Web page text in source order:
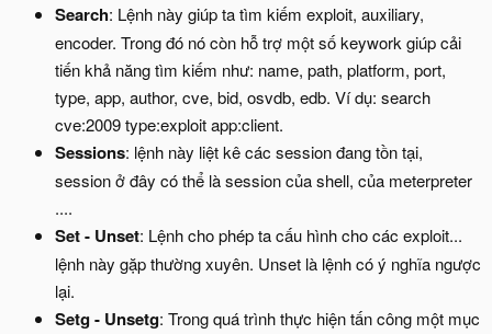
Search: Lệnh này giúp ta tìm kiếm exploit, auxiliary,
encoder. Trong đó nó còn hỗ trợ một số keywork giúp cải
tiến khả năng tìm kiếm như: name, path, platform, port,
type, app, author, cve, bid, osvdb, edb. Ví dụ: search
cve:2009 type:exploit app:client.
Sessions: lệnh này liệt kê các session đang tồn tại,
session ở đây có thể là session của shell, của meterpreter
....
Set - Unset: Lệnh cho phép ta cấu hình cho các exploit...
lệnh này gặp thường xuyên. Unset là lệnh có ý nghĩa ngược
lại.
Setg - Unsetg: Trong quá trình thực hiện tấn công một mục